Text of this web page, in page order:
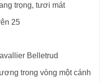
trọng, tươi mát
25
Belletrud
trong vòng một cánh